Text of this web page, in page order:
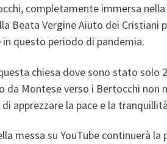
completamente immersa
Beata Vergine Aiuto dei Cristiani
questo periodo di pandemia.
chiesa dove sono stato solo
da Montese verso i Bertocchi non
apprezzare la pace e la
messa su YouTube continuerà